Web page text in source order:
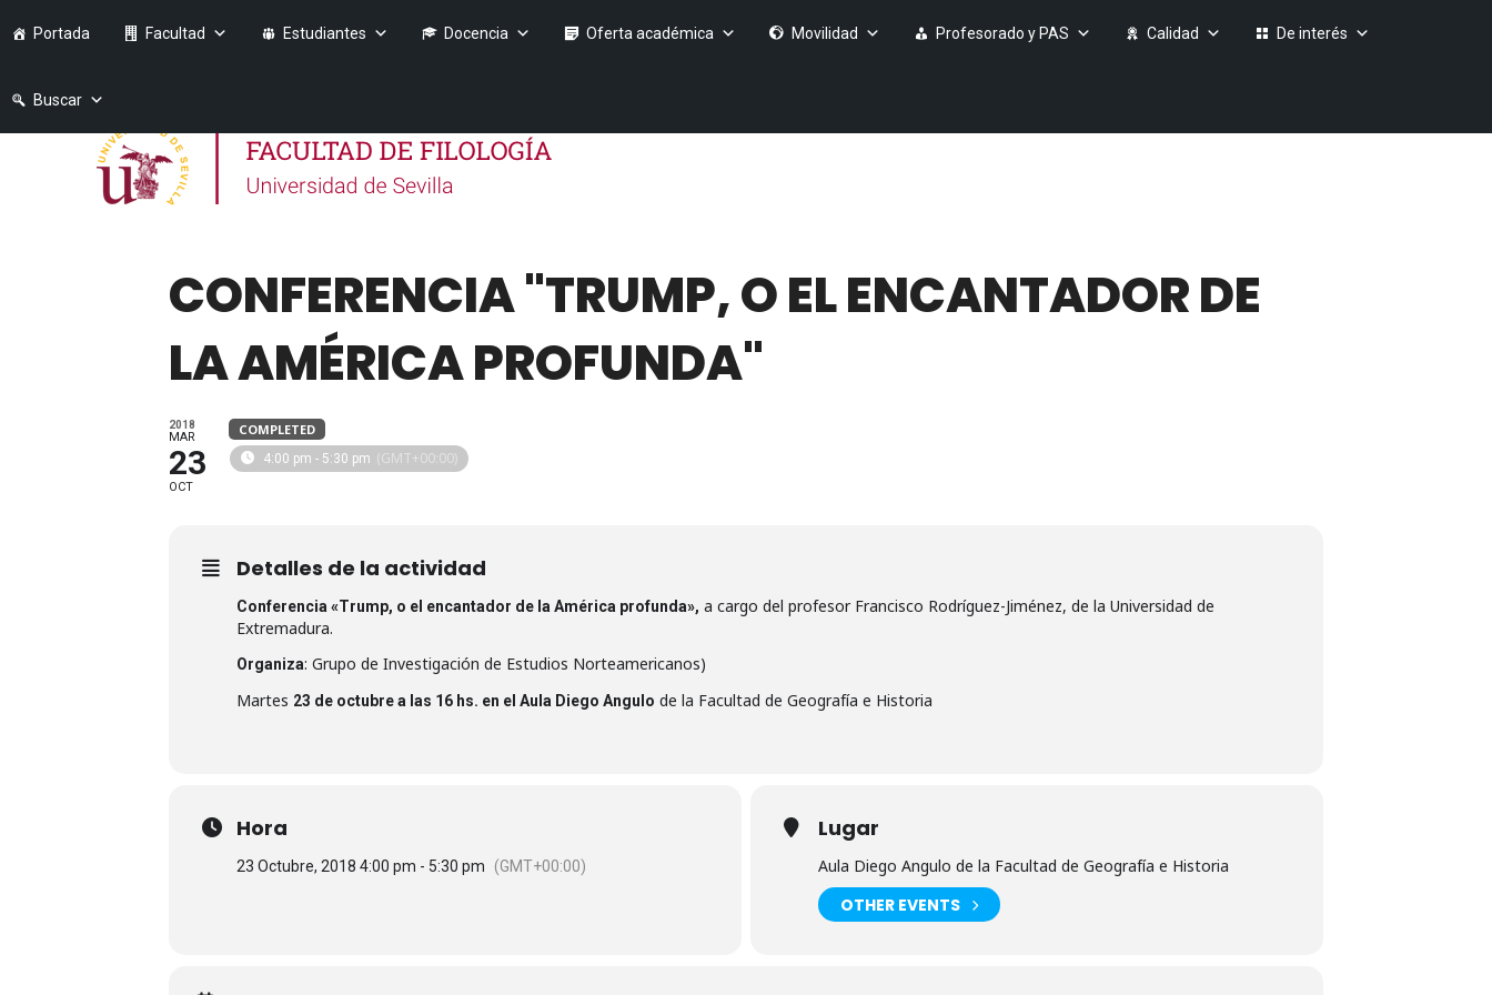
Portada Facultad Estudiantes Docencia Oferta académica Movilidad Profesorado y PAS Calidad De interés
Buscar
CONFERENCIA "TRUMP, O EL ENCANTADOR DE
LA AMÉRICA PROFUNDA"
2018
MAR
23
OCT
COMPLETED
4:00 pm - 5:30 pm (GMT+00:00)
Detalles de la actividad
Conferencia «Trump, o el encantador de la América profunda», a cargo del profesor Francisco Rodríguez-Jiménez, de la Universidad de
Extremadura.
Organiza: Grupo de Investigación de Estudios Norteamericanos)
Martes 23 de octubre a las 16 hs. en el Aula Diego Angulo de la Facultad de Geografía e Historia
Hora
23 Octubre, 2018 4:00 pm - 5:30 pm (GMT+00:00)
Lugar
Aula Diego Angulo de la Facultad de Geografía e Historia
OTHER EVENTS